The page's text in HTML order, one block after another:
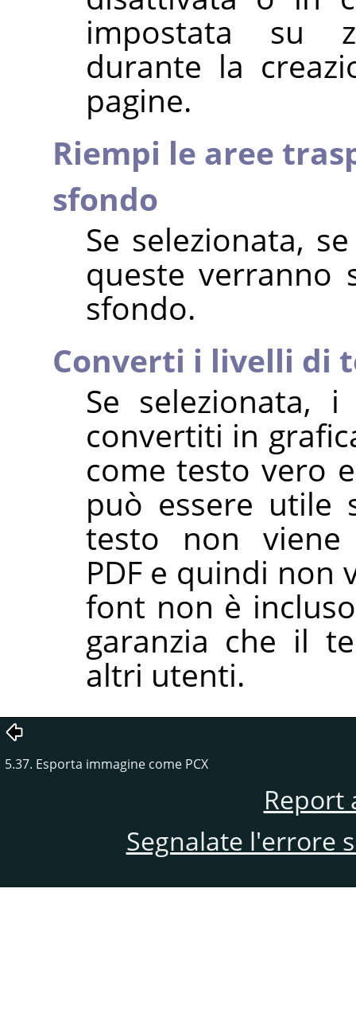
impostata su
durante la
pagine.
Riempi le aree
sfondo
Se selezionata,
queste
sfondo.
Converti i livelli di
Se selezionata,
convertiti in
come testo vero
può essere
testo non viene
PDF e quindi non
font non è
garanzia che il
altri utenti.
5.37. Esporta immagine come PCX
Report
Segnalate l'errore